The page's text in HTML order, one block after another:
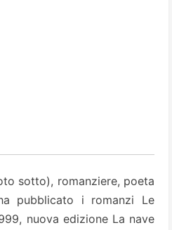
sotto), romanziere, poeta
pubblicato i romanzi Le
nuova edizione La nave